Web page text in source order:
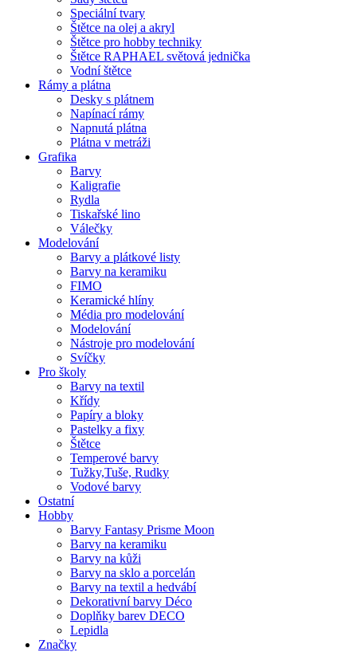
Speciální tvary
Štětce na olej a akryl
Štětce pro hobby techniky
Štětce RAPHAEL světová jednička
Vodní štětce
Rámy a plátna
Desky s plátnem
Napínací rámy
Napnutá plátna
Plátna v metráži
Grafika
Barvy
Kaligrafie
Rydla
Tiskařské lino
Válečky
Modelování
Barvy a plátkové listy
Barvy na keramiku
FIMO
Keramické hlíny
Média pro modelování
Modelování
Nástroje pro modelování
Svíčky
Pro školy
Barvy na textil
Křídy
Papíry a bloky
Pastelky a fixy
Štětce
Temperové barvy
Tužky,Tuše, Rudky
Vodové barvy
Ostatní
Hobby
Barvy Fantasy Prisme Moon
Barvy na keramiku
Barvy na kůži
Barvy na sklo a porcelán
Barvy na textil a hedvábí
Dekorativní barvy Déco
Doplňky barev DECO
Lepidla
Značky